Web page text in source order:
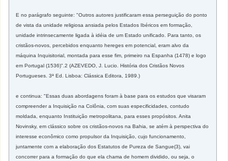
E no parágrafo seguinte: "Outros autores justificaram essa perseguição do ponto
de vista da unidade religiosa ansiada pelos Estados Ibéricos em formação,
unidade intrinsecamente ligada à idéia de um Estado unificado. Para tanto, os
cristãos-novos, percebidos enquanto hereges em potencial, eram alvo da
máquina Inquisitorial, montada para esse fim, primeiro na Espanha (1478) e logo
em Portugal (1536)".2 (AZEVEDO, J. Lucio. História dos Cristãos Novos
Portugueses. 3ª Ed. Lisboa: Clássica Editora, 1989.)
e continua: "Essas duas abordagens foram à base para os estudos que visaram
compreender a Inquisição na Colônia, com suas especificidades, contudo
moldada, enquanto Instituição metropolitana, para esses propósitos. Anita
Novinsky, em clássico sobre os cristãos-novos na Bahia, se atém à perspectiva do
interesse econômico como propulsor da Inquisição, cujo funcionamento,
juntamente com a elaboração dos Estatutos de Pureza de Sangue(3), vai
concorrer para a formação do que ela chama de homem dividido, ou seja, o